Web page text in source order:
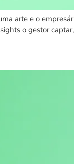
arte e o
o gestor